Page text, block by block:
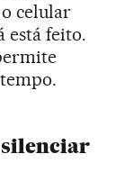
celular
está feito.
silenciar